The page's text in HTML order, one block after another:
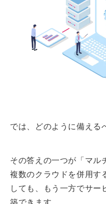
では、どのように備える
その答えの一つが「マル
複数のクラウドを併用す
しても、もう一方でサー
築できます。